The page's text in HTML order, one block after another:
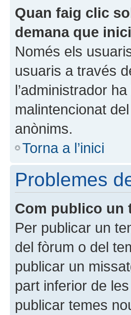
Quan faig clic
demana que
Només els
usuaris a través
l’administrador
malintencionat
anònims.
Torna a l’inici
Problemes
Com publico un
Per publicar un
del fòrum o del
publicar un
part inferior de
publicar temes